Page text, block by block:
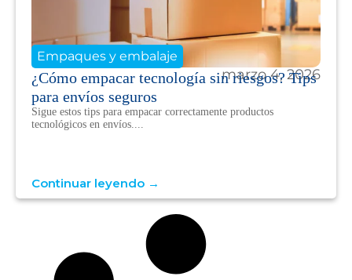
marzo 4, 2026
Empaques y embalaje
¿Cómo empacar tecnología sin riesgos? Tips
para envíos seguros
Sigue estos tips para empacar correctamente productos
tecnológicos en envíos....
Continuar leyendo →